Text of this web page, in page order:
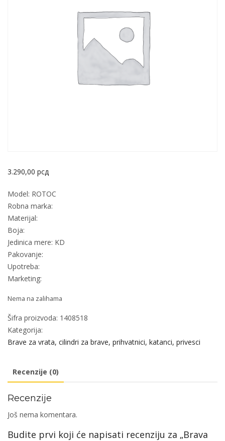
3.290,00 рсд
Model: ROTOC
Robna marka:
Materijal:
Boja:
Jedinica mere: KD
Pakovanje:
Upotreba:
Marketing:
Nema na zalihama
Šifra proizvoda: 1408518
Kategorija:
Brave za vrata, cilindri za brave, prihvatnici, katanci, privesci
Recenzije (0)
Recenzije
Još nema komentara.
Budite prvi koji će napisati recenziju za „Brava